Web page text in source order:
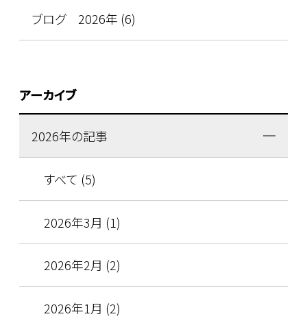
ブログ 2026年 (6)
アーカイブ
2026年の記事
すべて (5)
2026年3月 (1)
2026年2月 (2)
2026年1月 (2)